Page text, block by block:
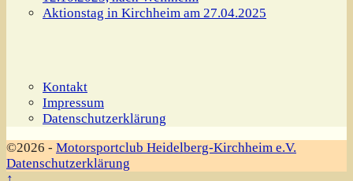
Aktionstag in Kirchheim am 27.04.2025
Kontakt
Impressum
Datenschutzerklärung
©2026 - Motorsportclub Heidelberg-Kirchheim e.V.
Datenschutzerklärung